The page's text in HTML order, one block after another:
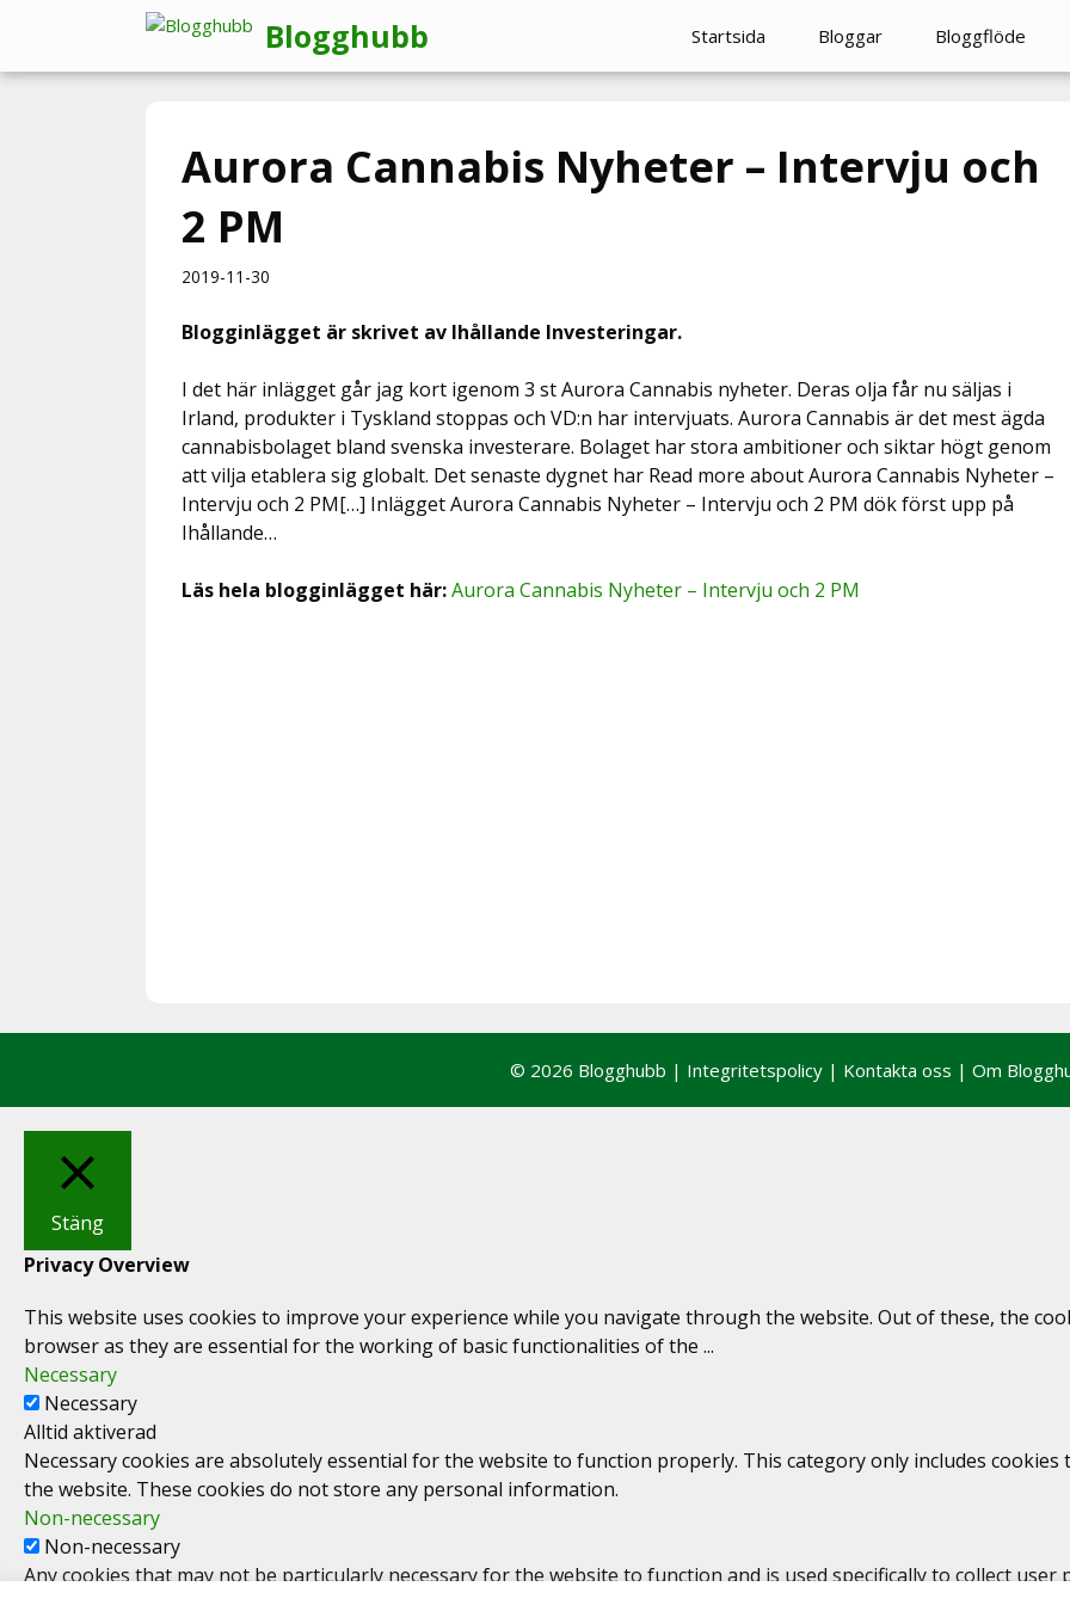
innehåll
Blogghubb Startsida Bloggar Bloggflöde
Aurora Cannabis Nyheter – Intervju och
2 PM
2019-11-30
Blogginlägget är skrivet av Ihållande Investeringar.
I det här inlägget går jag kort igenom 3 st Aurora Cannabis nyheter. Deras olja får nu säljas i
Irland, produkter i Tyskland stoppas och VD:n har intervjuats. Aurora Cannabis är det mest ägda
cannabisbolaget bland svenska investerare. Bolaget har stora ambitioner och siktar högt genom
att vilja etablera sig globalt. Det senaste dygnet har Read more about Aurora Cannabis Nyheter –
Intervju och 2 PM[…] Inlägget Aurora Cannabis Nyheter – Intervju och 2 PM dök först upp på
Ihållande…
Läs hela blogginlägget här:Aurora Cannabis Nyheter – Intervju och 2 PM
© 2026 Blogghubb | Integritetspolicy | Kontakta oss | Om
Stäng
Privacy Overview
This website uses cookies to improve your experience while you navigate through the website. Out of these, the
browser as they are essential for the working of basic functionalities of the ...
Necessary
Necessary
Alltid aktiverad
Necessary cookies are absolutely essential for the website to function properly. This category only includes
the website. These cookies do not store any personal information.
Non-necessary
Non-necessary
Any cookies that may not be particularly necessary for the website to function and is used specifically to collect